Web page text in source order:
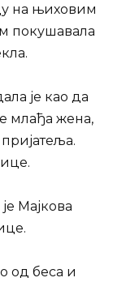
на њиховим
покушавала
је као да
млађа жена,
Мајкова
од беса и